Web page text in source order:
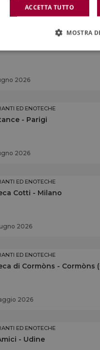
2026
ED ENOTECHE
2026
ED ENOTECHE
- Parigi
2026
ED ENOTECHE
Cotti - Milano
2026
ED ENOTECHE
di Cormòns - Cormòns
2026
ED ENOTECHE
- Udine
ACCETTA TUTTO
MOSTRA